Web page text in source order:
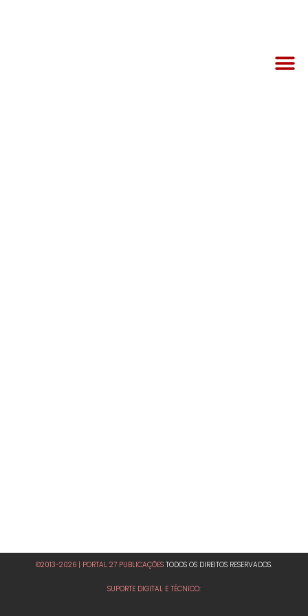
©2013-2026 | PORTAL 27 PUBLICAÇÕES TODOS OS DIREITOS RESERVADOS.
SUPORTE DIGITAL E TÉCNICO: